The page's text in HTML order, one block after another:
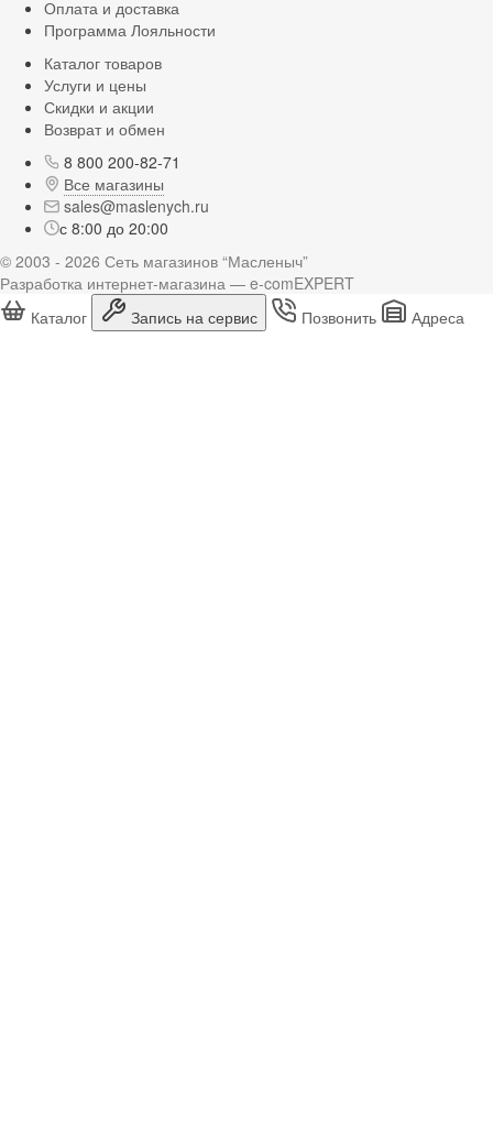
Оплата и доставка
Программа Лояльности
Каталог товаров
Услуги и цены
Скидки и акции
Возврат и обмен
8 800 200-82-71
Все магазины
sales@maslenych.ru
с 8:00 до 20:00
© 2003 - 2026 Сеть магазинов “Масленыч”
Разработка интернет-магазина — e-comEXPERT
Каталог
Запись на сервис Позвонить Адреса